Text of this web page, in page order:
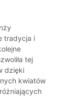
tradycja i
tej
dzięki
kwiatów